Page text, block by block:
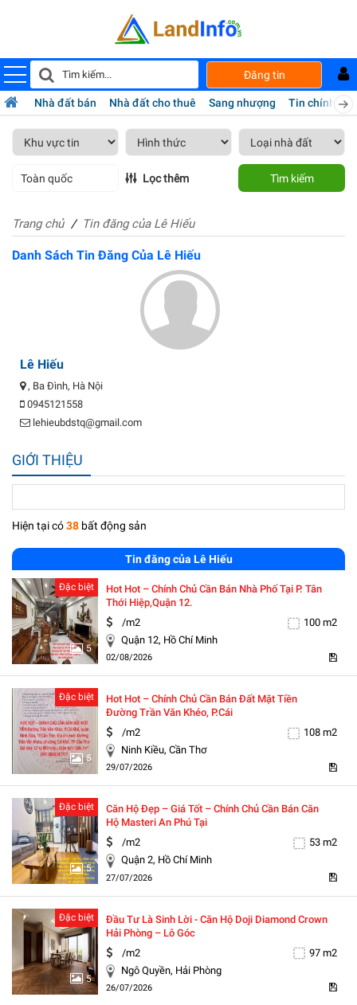
Đăng tin
Nhà đất bán Nhà đất cho thuê Sang nhượng Tin chính chủ
Toàn quốc Lọc thêm Tìm kiếm
Trang chủ Tin đăng của Lê Hiếu
Danh Sách Tin Đăng Của Lê Hiếu
Lê Hiếu
, Ba Đình, Hà Nội
0945121558
lehieubdstq@gmail.com
GIỚI THIỆU
Hiện tại có38 bất động sản
Tin đăng của Lê Hiếu
5
Đặc biệt
Hot Hot – Chính Chủ Cần Bán Nhà Phố Tại P. Tân
Thới Hiệp,quận 12.
/m2
100 m2
Quận 12, Hồ Chí Minh
02/08/2026
5
Đặc biệt
Hot Hot – Chính Chủ Cần Bán Đất Mặt Tiền
Đường Trần Văn Khéo, P.cái
/m2
108 m2
Ninh Kiều, Cần Thơ
29/07/2026
5
Đặc biệt
Căn Hộ Đẹp – Giá Tốt – Chính Chủ Cần Bán Căn
Hộ Masteri An Phú Tại
/m2
53 m2
Quận 2, Hồ Chí Minh
27/07/2026
5
Đặc biệt
Đầu Tư Là Sinh Lời - Căn Hộ Doji Diamond Crown
Hải Phòng – Lô Góc
/m2
97 m2
Ngô Quyền, Hải Phòng
26/07/2026